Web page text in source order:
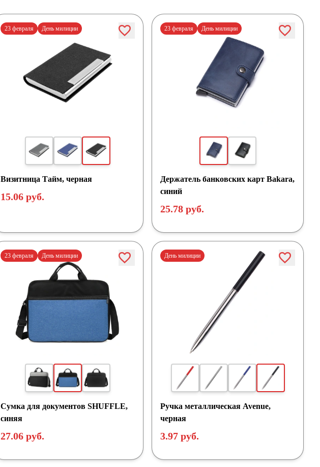
23 февраля День милиции
Визитница Тайм, черная
15.06 руб.
23 февраля День милиции
Держатель банковских карт Bakara,
синий
25.78 руб.
23 февраля День милиции
Сумка для документов SHUFFLE,
синяя
27.06 руб.
День милиции
Ручка металлическая Avenue,
черная
3.97 руб.